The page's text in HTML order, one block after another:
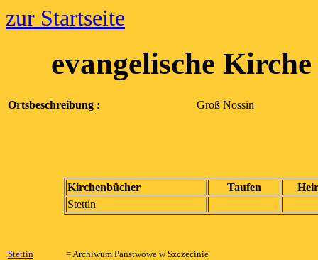
zur Startseite
evangelische
Ortsbeschreibung : Groß Nossin
Kirchenbücher Taufen
Stettin
Stettin = Archiwum Państwowe w Szczecinie